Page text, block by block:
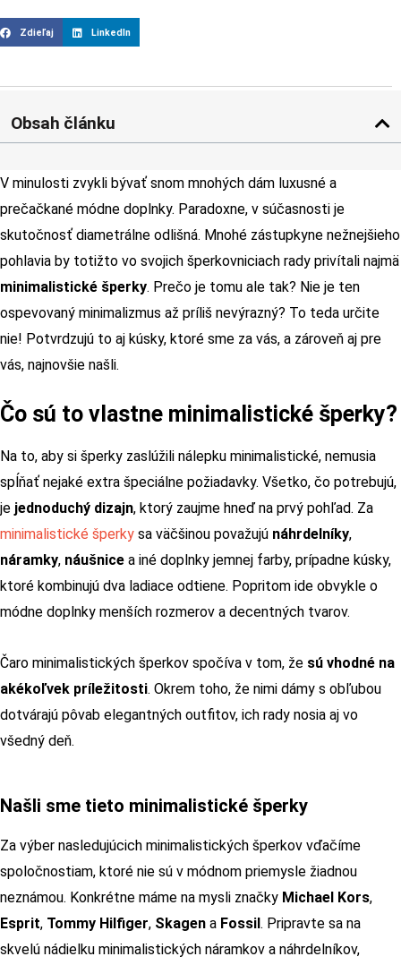
Zdieľaj LinkedIn
Obsah článku
V minulosti zvykli bývať snom mnohých dám luxusné a
prečačkané módne doplnky. Paradoxne, v súčasnosti je
skutočnosť diametrálne odlišná. Mnohé zástupkyne nežnejšieho
pohlavia by totižto vo svojich šperkovniciach rady privítali najmä
minimalistické šperky. Prečo je tomu ale tak? Nie je ten
ospevovaný minimalizmus až príliš nevýrazný? To teda určite
nie! Potvrdzujú to aj kúsky, ktoré sme za vás, a zároveň aj pre
vás, najnovšie našli.
Čo sú to vlastne minimalistické šperky?
Na to, aby si šperky zaslúžili nálepku minimalistické, nemusia
spĺňať nejaké extra špeciálne požiadavky. Všetko, čo potrebujú,
je jednoduchý dizajn, ktorý zaujme hneď na prvý pohľad. Za
minimalistické šperky sa väčšinou považujú náhrdelníky,
náramky, náušnice a iné doplnky jemnej farby, prípadne kúsky,
ktoré kombinujú dva ladiace odtiene. Popritom ide obvykle o
módne doplnky menších rozmerov a decentných tvarov.
Čaro minimalistických šperkov spočíva v tom, že sú vhodné na
akékoľvek príležitosti. Okrem toho, že nimi dámy s obľubou
dotvárajú pôvab elegantných outfitov, ich rady nosia aj vo
všedný deň.
Našli sme tieto minimalistické šperky
Za výber nasledujúcich minimalistických šperkov vďačíme
spoločnostiam, ktoré nie sú v módnom priemysle žiadnou
neznámou. Konkrétne máme na mysli značky Michael Kors,
Esprit, Tommy Hilfiger, Skagen a Fossil. Pripravte sa na
skvelú nádielku minimalistických náramkov a náhrdelníkov,